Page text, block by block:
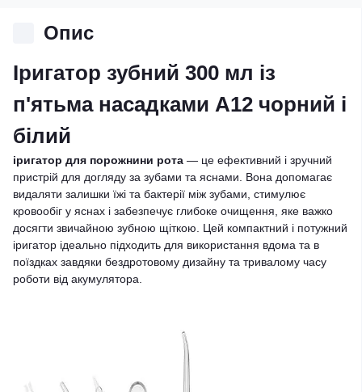
Опис
Іригатор зубний 300 мл із
п'ятьма насадками A12 чорний і
білий
іригатор для порожнини рота — це ефективний і зручний
пристрій для догляду за зубами та яснами. Вона допомагає
видаляти залишки їжі та бактерії між зубами, стимулює
кровообіг у яснах і забезпечує глибоке очищення, яке важко
досягти звичайною зубною щіткою. Цей компактний і потужний
іригатор ідеально підходить для використання вдома та в
поїздках завдяки бездротовому дизайну та тривалому часу
роботи від акумулятора.